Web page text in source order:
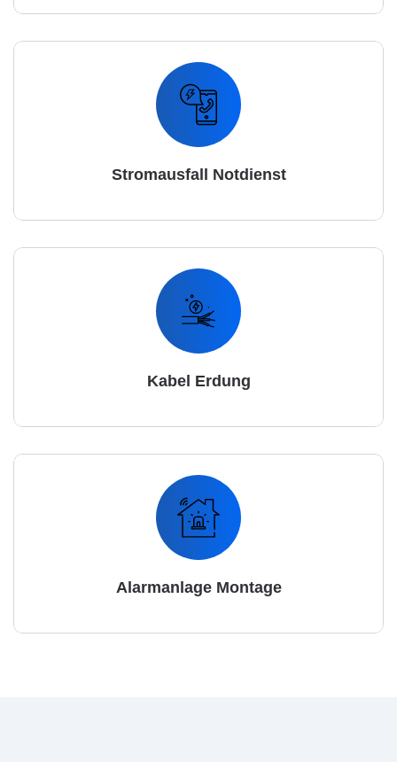
Stromausfall Notdienst
Kabel Erdung
Alarmanlage Montage